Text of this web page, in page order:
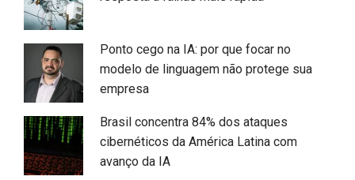
Ponto cego na IA: por que focar no
modelo de linguagem não protege sua
empresa
Brasil concentra 84% dos ataques
cibernéticos da América Latina com
avanço da IA